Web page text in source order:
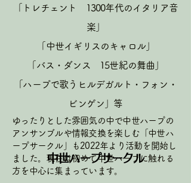
「トレチェント 1300年代のイタリア音
楽」
​「中世イギリスのキャロル」
​「バス・ダンス 15世紀の舞曲」
「ハープで歌うヒルデガルト・フォン・
ビンゲン」等
中世ハープサークル
ゆったりとした雰囲気の中で中世ハープの
アンサンブルや情報交換を楽しむ「中世ハ
ープサークル」も2022年より活動を開始し
ました。現在は初めて中世ハープに触れる
方を中心に集まっています。